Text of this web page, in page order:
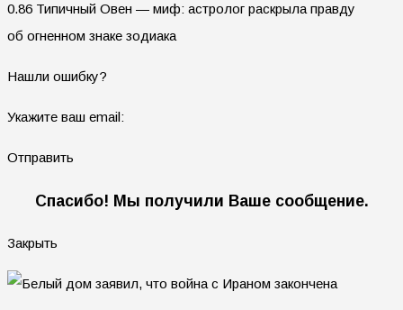
0.86 Типичный Овен — миф: астролог раскрыла правду
об огненном знаке зодиака
Нашли ошибку?
Укажите ваш email:
Отправить
Спасибо! Мы получили Ваше сообщение.
Закрыть